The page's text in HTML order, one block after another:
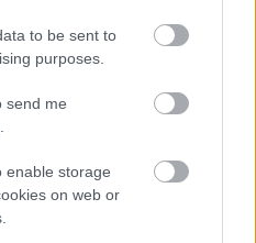
to be sent to
purposes.
send me
enable storage
on web or
időt állóak, nagy
vágófej
rendelkező tészták,
készülnek és manapság
hivatott. A
a házi